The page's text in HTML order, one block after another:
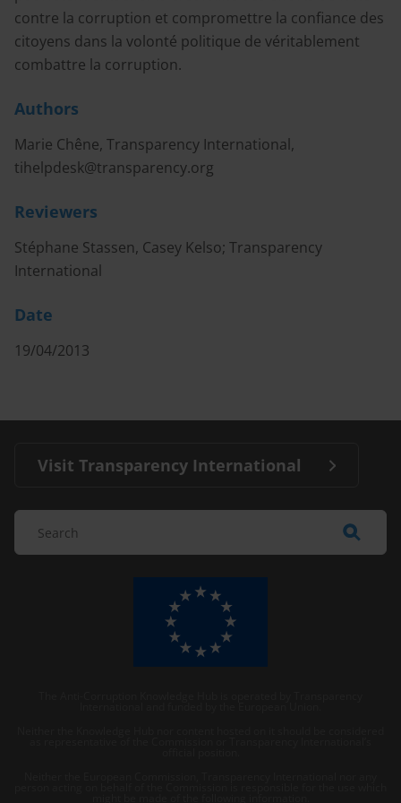
contre la corruption et compromettre la confiance des
citoyens dans la volonté politique de véritablement
combattre la corruption.
Authors
Marie Chêne, Transparency International,
tihelpdesk@transparency.org
Reviewers
Stéphane Stassen, Casey Kelso; Transparency
International
Date
19/04/2013
Visit Transparency International